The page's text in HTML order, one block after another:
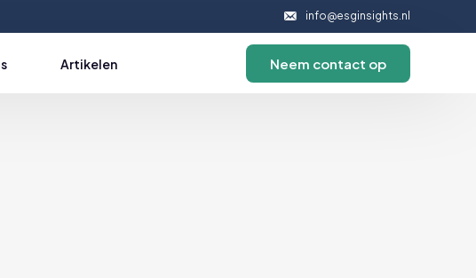
info@esginsights.nl
Artikelen Neem contact op